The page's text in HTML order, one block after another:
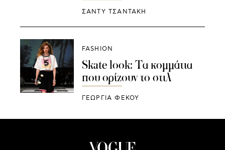
ΣΑΝΤΥ ΤΣΑΝΤΑΚΗ
FASHION
Skate look: Τα κομμάτια
που ορίζουν το στιλ
ΓΕΩΡΓΙΑ ΦΕΚΟΥ